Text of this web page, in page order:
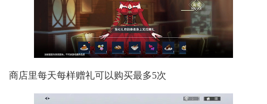
商店里每天每样赠礼可以购买最多5次